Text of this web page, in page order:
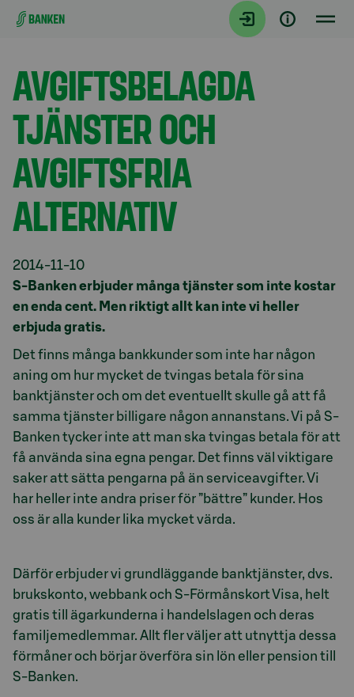
Gå direkt till innehållet
Aktuellt
AVGIFTSBELAGDA
TJÄNSTER OCH
AVGIFTSFRIA
ALTERNATIV
2014-11-10
S-Banken erbjuder många tjänster som inte kostar
en enda cent. Men riktigt allt kan inte vi heller
erbjuda gratis.
Det finns många bankkunder som inte har någon
aning om hur mycket de tvingas betala för sina
banktjänster och om det eventuellt skulle gå att få
samma tjänster billigare någon annanstans. Vi på S-
Banken tycker inte att man ska tvingas betala för att
få använda sina egna pengar. Det finns väl viktigare
saker att sätta pengarna på än serviceavgifter. Vi
har heller inte andra priser för ”bättre” kunder. Hos
oss är alla kunder lika mycket värda.
Därför erbjuder vi grundläggande banktjänster, dvs.
brukskonto, webbank och S-Förmånskort Visa, helt
gratis till ägarkunderna i handelslagen och deras
familjemedlemmar. Allt fler väljer att utnyttja dessa
förmåner och börjar överföra sin lön eller pension till
S-Banken.